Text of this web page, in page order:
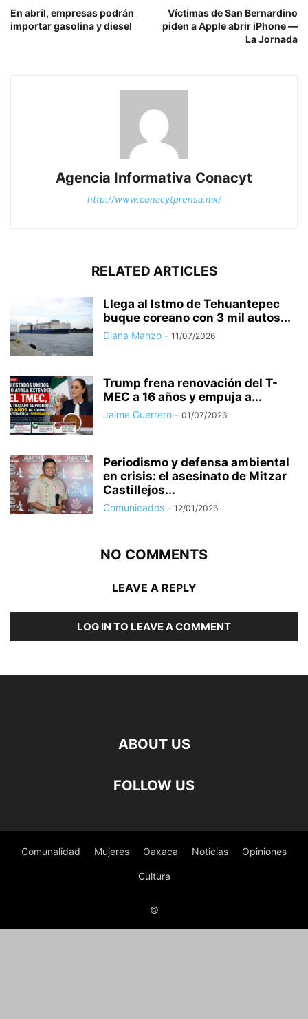
En abril, empresas podrán
importar gasolina y diesel
Víctimas de San Bernardino
piden a Apple abrir iPhone —
La Jornada
Agencia Informativa Conacyt
http://www.conacytprensa.mx/
RELATED ARTICLES
Llega al Istmo de Tehuantepec
buque coreano con 3 mil autos...
Diana Manzo - 11/07/2026
Trump frena renovación del T-
MEC a 16 años y empuja a...
Jaime Guerrero - 01/07/2026
Periodismo y defensa ambiental
en crisis: el asesinato de Mitzar
Castillejos...
Comunicados - 12/01/2026
NO COMMENTS
LEAVE A REPLY
LOG IN TO LEAVE A COMMENT
ABOUT US
FOLLOW US
Comunalidad Mujeres Oaxaca Noticias Opiniones
Cultura
©